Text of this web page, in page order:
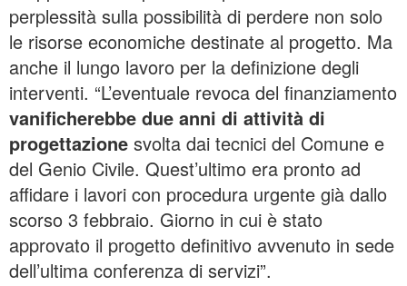
perplessità sulla possibilità di perdere non solo
le risorse economiche destinate al progetto. Ma
anche il lungo lavoro per la definizione degli
interventi. “L’eventuale revoca del finanziamento
vanificherebbe due anni di attività di
progettazione svolta dai tecnici del Comune e
del Genio Civile. Quest’ultimo era pronto ad
affidare i lavori con procedura urgente già dallo
scorso 3 febbraio. Giorno in cui è stato
approvato il progetto definitivo avvenuto in sede
dell’ultima conferenza di servizi”.